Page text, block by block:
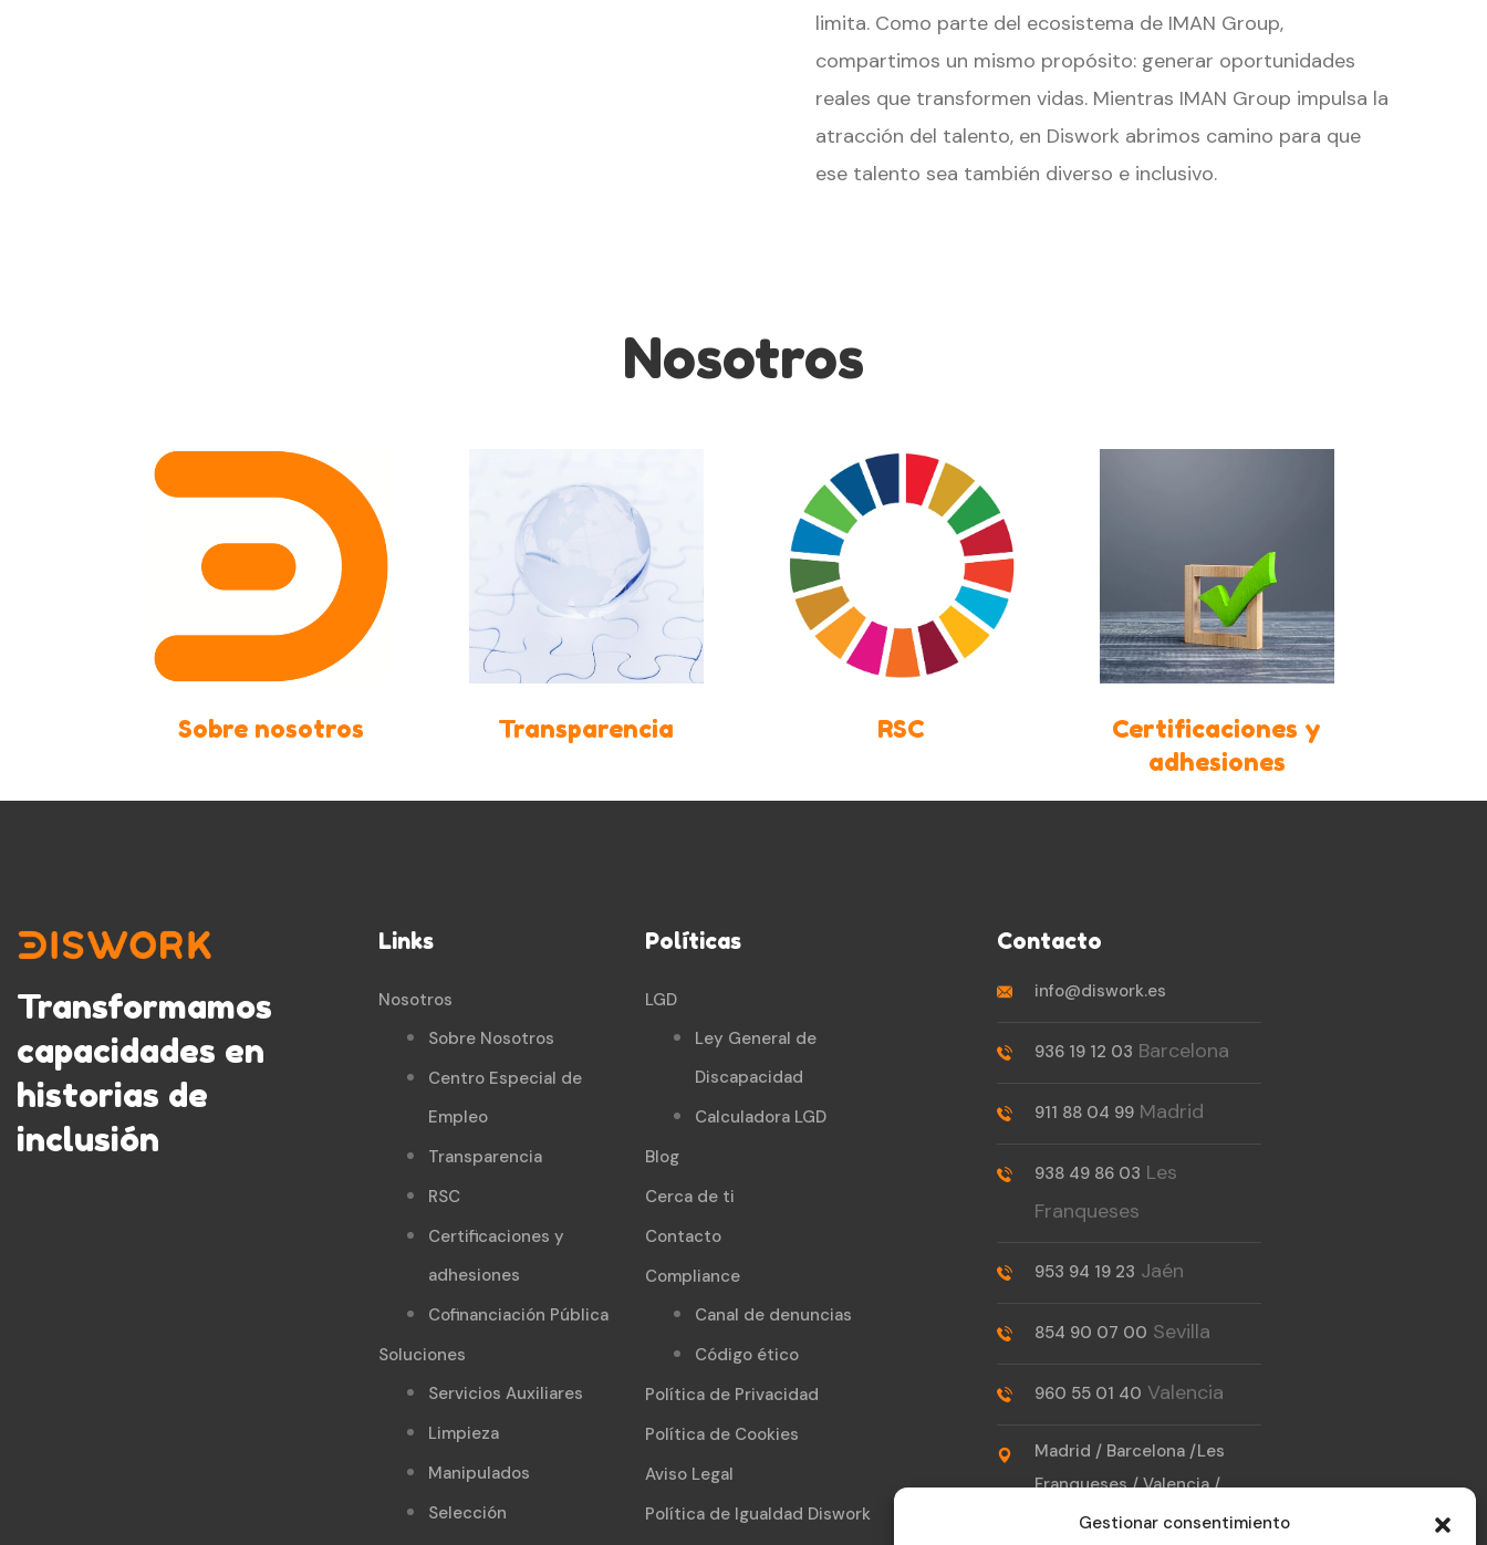
Gestionar consentimiento
limita. Como parte del ecosistema de IMAN Group,
compartimos un mismo propósito: generar oportunidades
reales que transformen vidas. Mientras IMAN Group impulsa la
atracción del talento, en Diswork abrimos camino para que
ese talento sea también diverso e inclusivo.
Nosotros
Sobre nosotros Transparencia RSC
Certificaciones y
adhesiones
Transformamos
capacidades en
historias de
inclusión
Links
Nosotros
Sobre Nosotros
Centro Especial de
Empleo
Transparencia
RSC
Certificaciones y
adhesiones
Cofinanciación Pública
Soluciones
Servicios Auxiliares
Limpieza
Manipulados
Selección
Políticas
LGD
Ley General de
Discapacidad
Calculadora LGD
Blog
Cerca de ti
Contacto
Compliance
Canal de denuncias
Código ético
Política de Privacidad
Política de Cookies
Aviso Legal
Política de Igualdad Diswork
Contacto
info@diswork.es
936 19 12 03 Barcelona
911 88 04 99 Madrid
938 49 86 03 Les
Franqueses
953 94 19 23 Jaén
854 90 07 00 Sevilla
960 55 01 40 Valencia
Madrid / Barcelona /Les
Franqueses / Valencia /
Sevilla / Jaén